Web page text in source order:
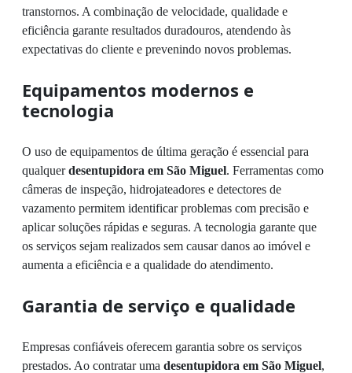
transtornos. A combinação de velocidade, qualidade e
eficiência garante resultados duradouros, atendendo às
expectativas do cliente e prevenindo novos problemas.
Equipamentos modernos e
tecnologia
O uso de equipamentos de última geração é essencial para
qualquerdesentupidora em São Miguel. Ferramentas como
câmeras de inspeção, hidrojateadores e detectores de
vazamento permitem identificar problemas com precisão e
aplicar soluções rápidas e seguras. A tecnologia garante que
os serviços sejam realizados sem causar danos ao imóvel e
aumenta a eficiência e a qualidade do atendimento.
Garantia de serviço e qualidade
Empresas confiáveis oferecem garantia sobre os serviços
prestados. Ao contratar uma desentupidora em São Miguel,